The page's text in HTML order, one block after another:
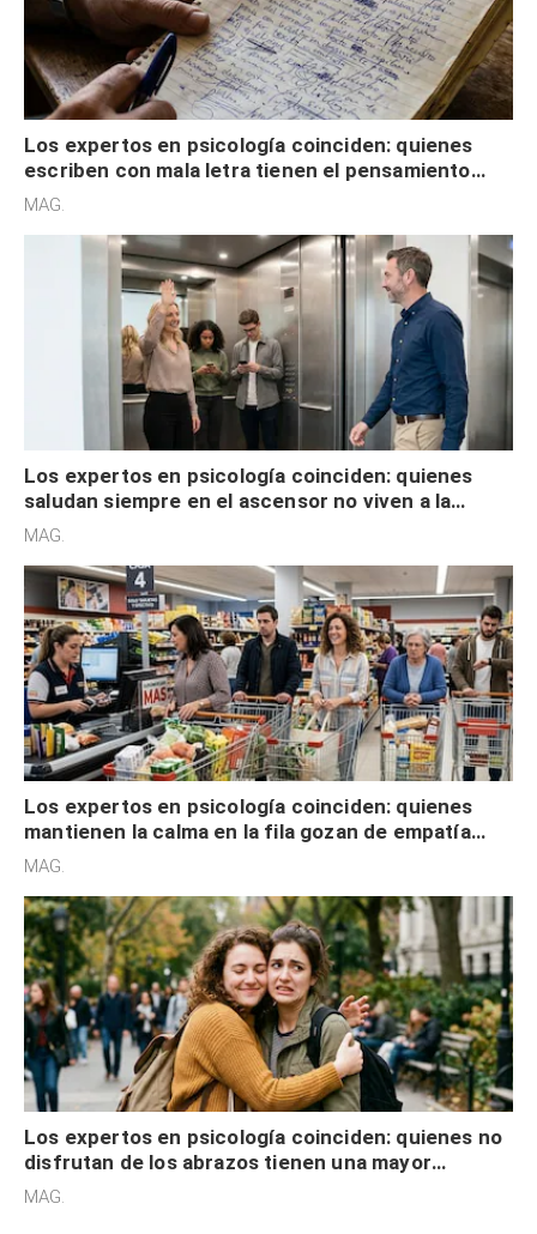
Los expertos en psicología coinciden: quienes
escriben con mala letra tienen el pensamiento
acelerado y no lo hacen por desinterés
MAG.
Los expertos en psicología coinciden: quienes
saludan siempre en el ascensor no viven a la
defensiva y tienen apertura social
MAG.
Los expertos en psicología coinciden: quienes
mantienen la calma en la fila gozan de empatía
cognitiva, gratitud y no solo tienen autocontrol
MAG.
Los expertos en psicología coinciden: quienes no
disfrutan de los abrazos tienen una mayor
sensibilidad a los estímulos físicos y no es por
MAG.